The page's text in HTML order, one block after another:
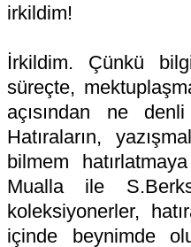
irkildim!
İrkildim. Çünkü
süreçte,
açısından ne
Hatıraların,
bilmem
Mualla ile
koleksiyonerler,
içinde beynimde